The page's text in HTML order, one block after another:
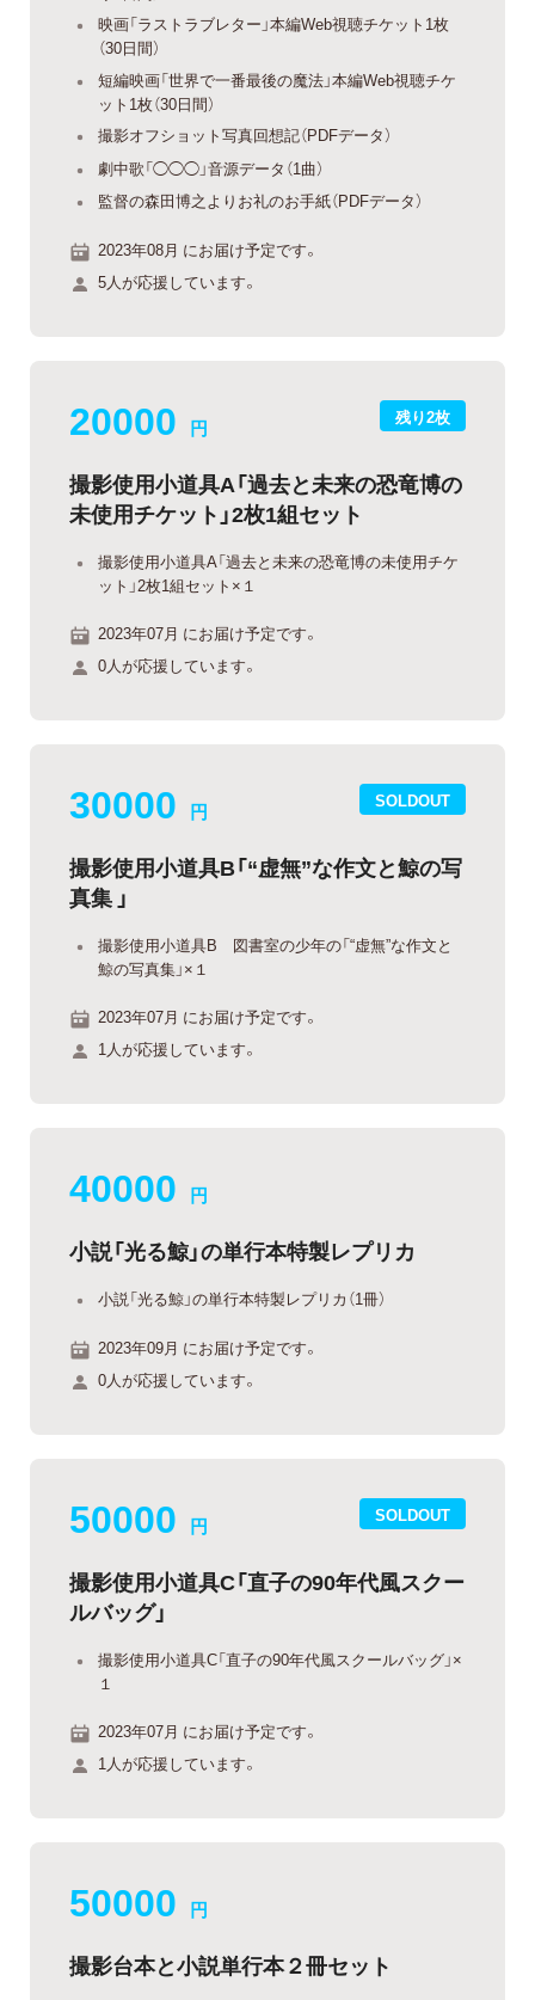
映画「ラストラブレター」本編Web視聴チケット1枚
（30日間）
短編映画「世界で一番最後の魔法」本編Web視聴チケ
ット1枚（30日間）
撮影オフショット写真回想記（PDFデータ）
劇中歌「◯◯◯」音源データ（1曲）
監督の森田博之よりお礼のお手紙（PDFデータ）
2023年08月 にお届け予定です。
5人が応援しています。
残り2枚
20000 円
撮影使用小道具A「過去と未来の恐竜博の
未使用チケット」2枚1組セット
撮影使用小道具A「過去と未来の恐竜博の未使用チケ
ット」2枚1組セット×１
2023年07月 にお届け予定です。
0人が応援しています。
SOLDOUT
30000 円
撮影使用小道具B「“虚無”な作文と鯨の写
真集 」
撮影使用小道具B 図書室の少年の「“虚無”な作文と
鯨の写真集」×１
2023年07月 にお届け予定です。
1人が応援しています。
40000 円
小説「光る鯨」の単行本特製レプリカ
小説「光る鯨」の単行本特製レプリカ（1冊）
2023年09月 にお届け予定です。
0人が応援しています。
SOLDOUT
50000 円
撮影使用小道具C「直子の90年代風スクー
ルバッグ」
撮影使用小道具C「直子の90年代風スクールバッグ」×
１
2023年07月 にお届け予定です。
1人が応援しています。
50000 円
撮影台本と小説単行本２冊セット